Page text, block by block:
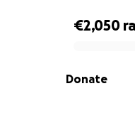
0% complete
€2,050
Donate